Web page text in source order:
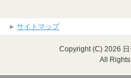
サイトマップ
Copyright (C) 2026
All